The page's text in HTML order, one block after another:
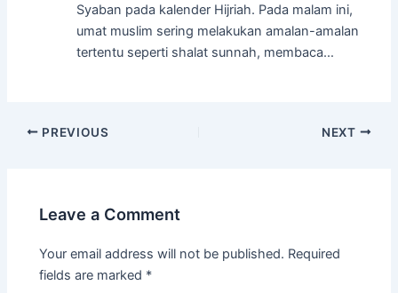
Syaban pada kalender Hijriah. Pada malam ini,
umat muslim sering melakukan amalan-amalan
tertentu seperti shalat sunnah, membaca…
Post
PREVIOUS NEXT
Leave a Comment
Your email address will not be published. Required
fields are marked *